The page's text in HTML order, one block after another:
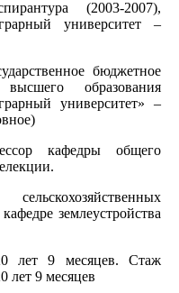
(2003-2007),
университет –
бюджетное
высшего образования
университет» –
кафедры общего
землеустройства
лет 9 месяцев. Стаж
лет 9 месяцев